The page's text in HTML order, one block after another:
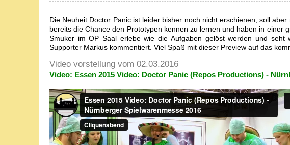
Die Neuheit Doctor Panic ist leider bisher noch nicht erschienen, soll
bereits die Chance den Prototypen kennen zu lernen und haben in einer
Smuker im OP Saal erlebe wie die Aufgaben gelöst werden und
Supporter Markus kommentiert. Viel Spaß mit dieser Preview auf das
Video vorstellung vom 02.03.2016
Video: Essen 2015 Video: Doctor Panic (Repos Productions) -